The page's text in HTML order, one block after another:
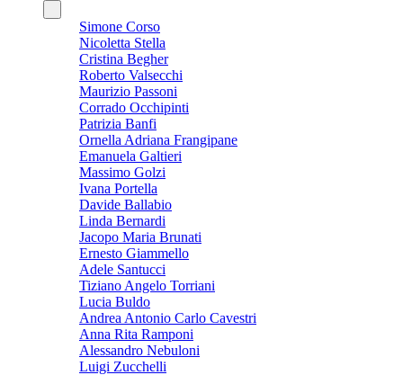
Simone Corso
Nicoletta Stella
Cristina Begher
Roberto Valsecchi
Maurizio Passoni
Corrado Occhipinti
Patrizia Banfi
Ornella Adriana Frangipane
Emanuela Galtieri
Massimo Golzi
Ivana Portella
Davide Ballabio
Linda Bernardi
Jacopo Maria Brunati
Ernesto Giammello
Adele Santucci
Tiziano Angelo Torriani
Lucia Buldo
Andrea Antonio Carlo Cavestri
Anna Rita Ramponi
Alessandro Nebuloni
Luigi Zucchelli